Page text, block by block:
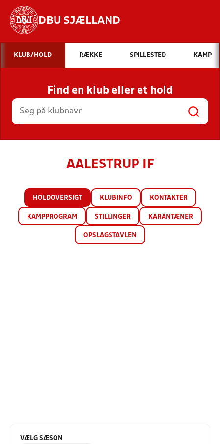
DBU SJÆLLAND
Hvad vil du søge efter?
INDHOLD OG NYHEDER
STILLINGER, RESULTATER, KLUBBER OG
HOLD
KLUB/HOLD RÆKKE SPILLESTED KAMP
Find en klub eller et hold
AALESTRUP IF
HOLDOVERSIGT KLUBINFO KONTAKTER
KAMPPROGRAM STILLINGER KARANTÆNER
OPSLAGSTAVLEN
VÆLG SÆSON